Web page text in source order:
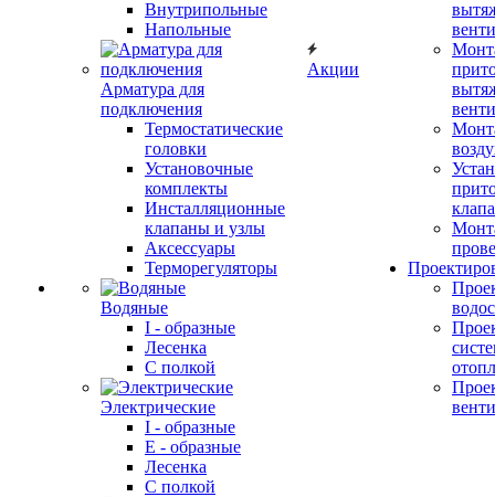
Внутрипольные
Напольные
Арматура для
подключения
Термостатические
головки
Установочные
комплекты
Инсталляционные
клапаны и узлы
Аксессуары
Терморегуляторы
Водяные
I - образные
Лесенка
С полкой
Электрические
I - образные
E - образные
Лесенка
С полкой
Акции